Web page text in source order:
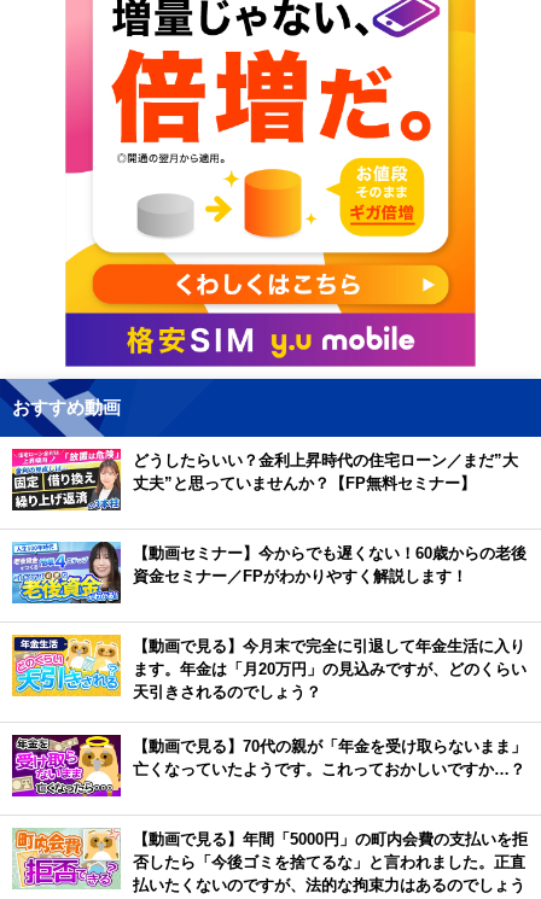
おすすめ動画
どうしたらいい？金利上昇時代の住宅ローン／まだ”大
丈夫”と思っていませんか？【FP無料セミナー】
【動画セミナー】今からでも遅くない！60歳からの老後
資金セミナー／FPがわかりやすく解説します！
【動画で見る】今月末で完全に引退して年金生活に入り
ます。年金は「月20万円」の見込みですが、どのくらい
天引きされるのでしょう？
【動画で見る】70代の親が「年金を受け取らないまま」
亡くなっていたようです。これっておかしいですか…？
【動画で見る】年間「5000円」の町内会費の支払いを拒
否したら「今後ゴミを捨てるな」と言われました。正直
払いたくないのですが、法的な拘束力はあるのでしょう